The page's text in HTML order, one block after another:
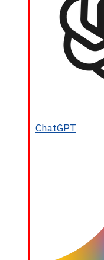
ChatGPT